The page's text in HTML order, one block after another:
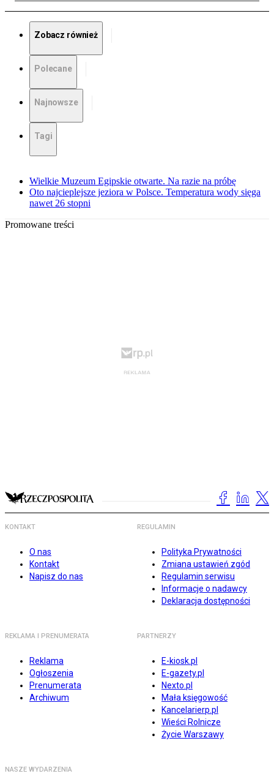
Zobacz również
Polecane
Najnowsze
Tagi
Wielkie Muzeum Egipskie otwarte. Na razie na próbę
Oto najcieplejsze jeziora w Polsce. Temperatura wody sięga
nawet 26 stopni
Promowane treści
KONTAKT
O nas
Kontakt
Napisz do nas
REGULAMIN
Polityka Prywatności
Zmiana ustawień zgód
Regulamin serwisu
Informacje o nadawcy
Deklaracja dostępności
REKLAMA I PRENUMERATA
Reklama
Ogłoszenia
Prenumerata
Archiwum
PARTNERZY
E-kiosk.pl
E-gazety.pl
Nexto.pl
Mała księgowość
Kancelarierp.pl
Wieści Rolnicze
Życie Warszawy
NASZE WYDARZENIA